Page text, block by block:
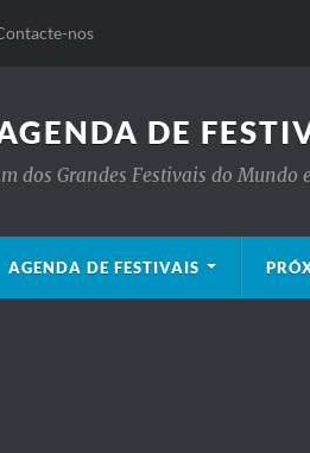
nos
DE
dos Grandes Festivais do Mundo
AGENDA DE FESTIVAIS